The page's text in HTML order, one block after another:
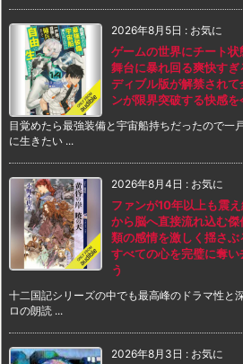
2026年8月5日 : お気に
ゲームの世界にチート
舞台に暴れ回る爽快す
ディブル版が解禁され
ンが限界突破する快感
目覚めたら最強装備と宇宙船持ちだったので一
に生きたい ...
2026年8月4日 : お気に
ファンが10年以上も震
から脳へ直接流れ込む
類の感情を激しく揺さ
すべての心を完璧に奪
う
十二国記シリーズの中でも最高峰のドラマ性と
ロの朗読 ...
2026年8月3日 : お気に